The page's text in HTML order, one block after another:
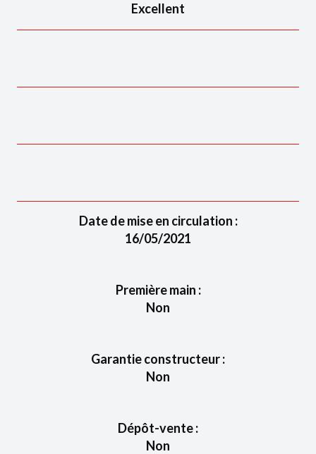
Excellent
Date de mise en circulation :
16/05/2021
Première main :
Non
Garantie constructeur :
Non
Dépôt-vente :
Non